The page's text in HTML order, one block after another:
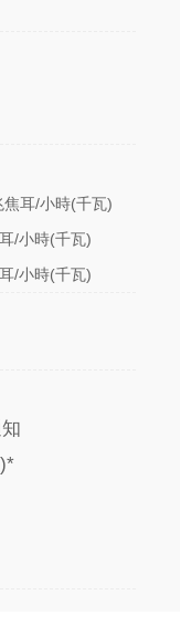
焦耳/小時(千瓦)
/小時(千瓦)
/小時(千瓦)